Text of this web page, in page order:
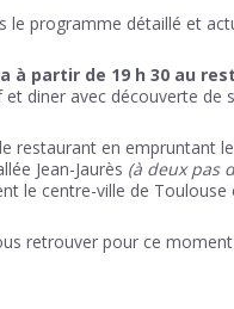
le programme détaillé et
à partir de 19 h 30 au
et diner avec découverte
restaurant en empruntant
Jean-Jaurès (à deux pas
le centre-ville de
retrouver pour ce